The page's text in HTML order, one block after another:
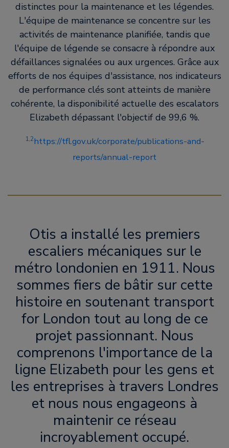
distinctes pour la maintenance et les légendes.
L'équipe de maintenance se concentre sur les
activités de maintenance planifiée, tandis que
l'équipe de légende se consacre à répondre aux
défaillances signalées ou aux urgences. Grâce aux
efforts de nos équipes d'assistance, nos indicateurs
de performance clés sont atteints de manière
cohérente, la disponibilité actuelle des escalators
Elizabeth dépassant l'objectif de 99,6 %.
1,2https://tfl.gov.uk/corporate/publications-and-
reports/annual-report
Otis a installé les premiers
escaliers mécaniques sur le
métro londonien en 1911. Nous
sommes fiers de bâtir sur cette
histoire en soutenant transport
for London tout au long de ce
projet passionnant. Nous
comprenons l'importance de la
ligne Elizabeth pour les gens et
les entreprises à travers Londres
et nous nous engageons à
maintenir ce réseau
incroyablement occupé.